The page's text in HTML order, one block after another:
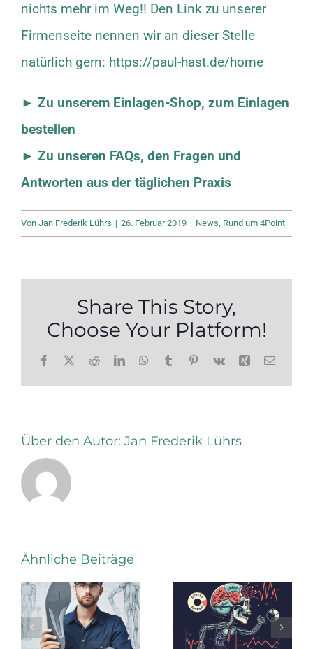
nichts mehr im Weg!! Den Link zu unserer
Firmenseite nennen wir an dieser Stelle
natürlich gern: https://paul-hast.de/home
► Zu unserem Einlagen-Shop, zum Einlagen
bestellen
► Zu unseren FAQs, den Fragen und
Antworten aus der täglichen Praxis
Von Jan Frederik Lührs | 26. Februar 2019 | News, Rund um 4Point
Share This Story,
Choose Your Platform!
Facebook
X RedditLinkedInWhatsApp
TumblrPinterest
Vk Xing E-
Über den Autor: Jan Frederik Lührs
Ähnliche Beiträge
Asymmetrische
Sohlenkonzepte
bei
Der Fuß
läuft so